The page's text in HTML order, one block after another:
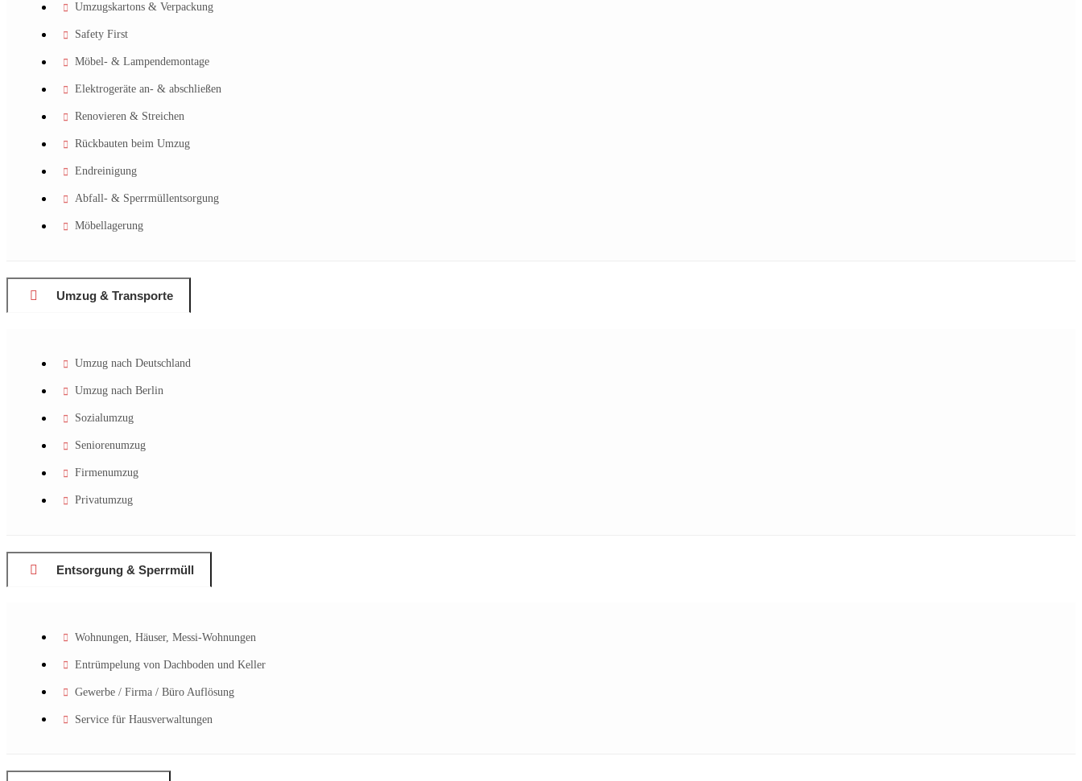
Umzugskartons & Verpackung
Safety First
Möbel- & Lampendemontage
Elektrogeräte an- & abschließen
Renovieren & Streichen
Rückbauten beim Umzug
Endreinigung
Abfall- & Sperrmüllentsorgung
Möbellagerung
Umzug & Transporte
Umzug nach Deutschland
Umzug nach Berlin
Sozialumzug
Seniorenumzug
Firmenumzug
Privatumzug
Entsorgung & Sperrmüll
Wohnungen, Häuser, Messi-Wohnungen
Entrümpelung von Dachboden und Keller
Gewerbe / Firma / Büro Auflösung
Service für Hausverwaltungen